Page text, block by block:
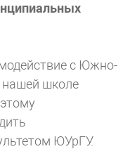
с Южно-
нашей школе
ЮУрГУ.